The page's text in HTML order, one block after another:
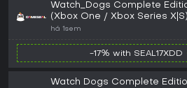
Watch_Dogs Complete
(Xbox One / Xbox Series X|S)
Xbox Live Key - EU
há 1sem
-17% with SEAL17XDD
Watch Dogs Complete